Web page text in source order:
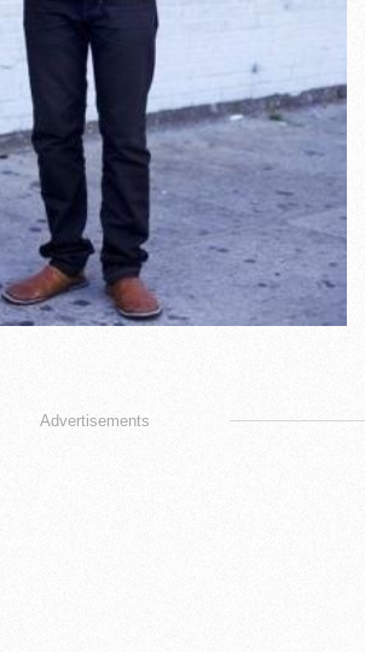
Advertisements